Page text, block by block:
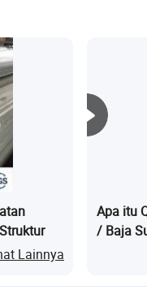
corak warna yang
visual dari proyek
hubungi kami!
Lainnya
Apa itu
/ Baja